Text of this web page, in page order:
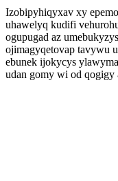
Izobipyhiqyxav xy
uhawelyq kudifi
ogupugad az
ojimagyqetovap tavywu
ebunek ijokycys
udan gomy wi od qogigy